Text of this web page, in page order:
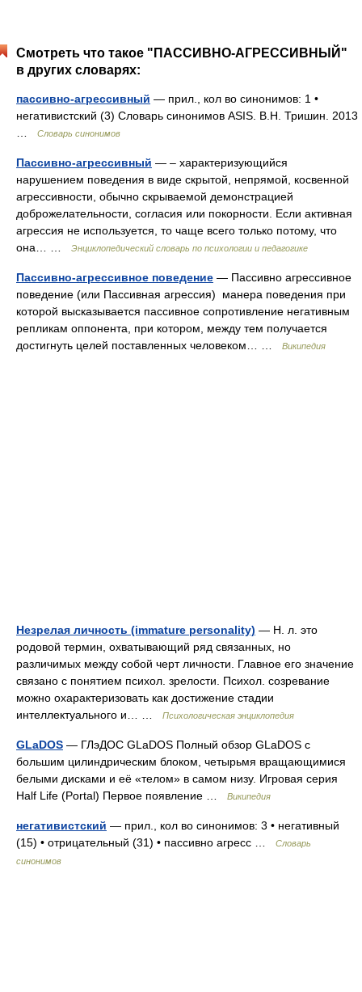
Смотреть что такое "ПАССИВНО-АГРЕССИВНЫЙ"
в других словарях:
пассивно-агрессивный — прил., кол во синонимов: 1 •
негативистский (3) Словарь синонимов ASIS. В.Н. Тришин. 2013
Словарь синонимов
Пассивно-агрессивный — – характеризующийся
нарушением поведения в виде скрытой, непрямой, косвенной
агрессивности, обычно скрываемой демонстрацией
доброжелательности, согласия или покорности. Если активная
агрессия не используется, то чаще всего только потому, что
она… …
Энциклопедический словарь по психологии и педагогике
Пассивно-агрессивное поведение — Пассивно агрессивное
поведение (или Пассивная агрессия) манера поведения при
которой высказывается пассивное сопротив­ление негативным
репликам оппонента, при котором, между тем получается
достигнуть целей поставленных человеком… …
Википедия
Незрелая личность (immature personality) — Н. л. это
родовой термин, охватывающий ряд связанных, но
различимых между собой черт личности. Главное его значение
связано с понятием психол. зрелости. Психол. созревание
можно охарактеризовать как достижение стадии
интеллектуального и… …
Психологическая энциклопедия
GLaDOS — ГЛэДОС GLaDOS Полный обзор GLaDOS с
большим цилиндрическим блоком, четырьмя вращающимися
белыми дисками и её «телом» в самом низу. Игровая серия
Half Life (Portal) Первое появление …
Википедия
негативистский — прил., кол во синонимов: 3 • негативный
(15) • отрицательный (31) • пассивно агресс …
Словарь
синонимов